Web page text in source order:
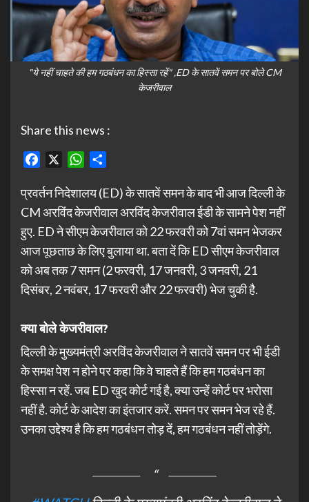
"ये नहीं चाहते की हम गठबंधन का हिस्सा रहें" ,ED के सातवें समन पर बोले CM
केजरीवाल
Share this news :
Facebook WhatsApp
प्रवर्तन निदेशालय (ED) के सातवें समन के बाद भी आज दिल्ली के
CM अरविंद केजरीवाल अरविंद केजरीवाल ईडी के सामने पेश नहीं
हुए. ED ने सीएम केजरीवाल को 22 फरवरी को 7वां समन भेजकर
आज पूछताछ के लिए बुलाया था. बता दें कि ED सीएम केजरीवाल
को अब तक 7 समन (2 फरवरी, 17 जनवरी, 3 जनवरी, 21
दिसंबर, 2 नवंबर, 17 फरवरी और 22 फरवरी) भेज चुकी है.
क्या बोले केजरीवाल?
दिल्ली के मुख्यमंत्री अरविंद केजरीवाल ने सातवें समन पर भी ईडी
के समक्ष पेश न होने पर कहा कि वे चाहते हैं कि हम गठबंधन का
हिस्सा न रहें. जब ED खुद कोर्ट गई है, क्या उन्हें कोर्ट पर भरोसा
नहीं है. कोर्ट के आदेश का इंतजार करें. समन पर समन भेज रहे हैं.
उनका उद्देश्य है कि हम गठबंधन तोड़ दें, हम गठबंधन नहीं तोड़ेंगे.